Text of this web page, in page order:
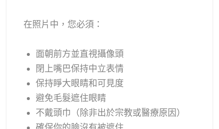
在照片中，您必須：
面朝前方並直視攝像頭
閉上嘴巴保持中立表情
保持睜大眼睛和可見度
避免毛髮遮住眼睛
不戴頭巾（除非出於宗教或醫療原因）